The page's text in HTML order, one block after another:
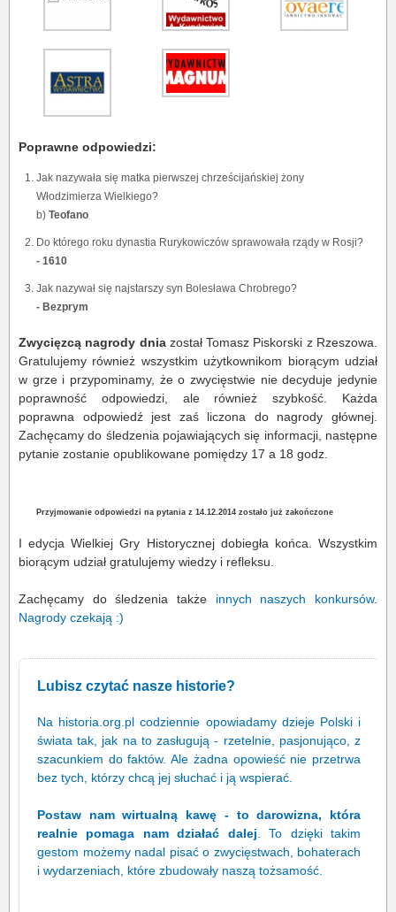
Poprawne odpowiedzi:
Jak nazywała się matka pierwszej chrześcijańskiej żony
Włodzimierza Wielkiego?
b) Teofano
Do którego roku dynastia Rurykowiczów sprawowała rządy w Rosji?
- 1610
Jak nazywał się najstarszy syn Bolesława Chrobrego?
- Bezprym
Zwycięzcą nagrody dniazostał Tomasz Piskorski z Rzeszowa.
Gratulujemy również wszystkim użytkownikom biorącym udział
w grze i przypominamy, że o zwycięstwie nie decyduje jedynie
poprawność odpowiedzi, ale również szybkość. Każda
poprawna odpowiedź jest zaś liczona do nagrody głównej.
Zachęcamy do śledzenia pojawiających się informacji, następne
pytanie zostanie opublikowane pomiędzy 17 a 18 godz.
Przyjmowanie odpowiedzi na pytania z 14.12.2014 zostało już zakończone
I edycja Wielkiej Gry Historycznej dobiegła końca. Wszystkim
biorącym udział gratulujemy wiedzy i refleksu.
Zachęcamy do śledzenia także innych naszych konkursów.
Nagrody czekają :)
Lubisz czytać nasze historie?
Na historia.org.pl codziennie opowiadamy dzieje Polski i
świata tak, jak na to zasługują - rzetelnie, pasjonująco, z
szacunkiem do faktów. Ale żadna opowieść nie przetrwa
bez tych, którzy chcą jej słuchać i ją wspierać.
Postaw nam wirtualną kawę - to darowizna, która
realnie pomaga nam działać dalej . To dzięki takim
gestom możemy nadal pisać o zwycięstwach, bohaterach
i wydarzeniach, które zbudowały naszą tożsamość.